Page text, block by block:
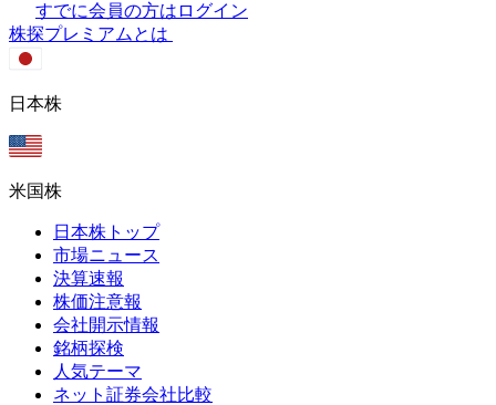
すでに会員の方はログイン
株探プレミアムとは
日本株
米国株
日本株トップ
市場ニュース
決算速報
株価注意報
会社開示情報
銘柄探検
人気テーマ
ネット証券会社比較